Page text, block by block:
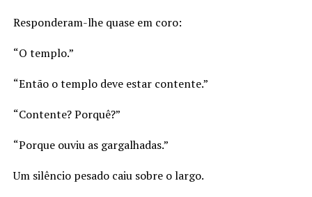
Responderam-lhe quase em coro:
“O templo.”
“Então o templo deve estar contente.”
“Contente? Porquê?”
“Porque ouviu as gargalhadas.”
Um silêncio pesado caiu sobre o largo.